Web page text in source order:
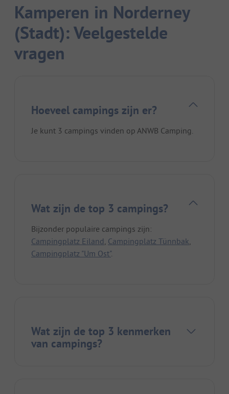
Kamperen in Norderney
(Stadt): Veelgestelde
vragen
Hoeveel campings zijn er?
Je kunt 3 campings vinden op ANWB Camping.
Wat zijn de top 3 campings?
Bijzonder populaire campings zijn:
Campingplatz Eiland Campingplatz Tünnbak
Campingplatz "Um Ost".
Wat zijn de top 3 kenmerken
van campings?